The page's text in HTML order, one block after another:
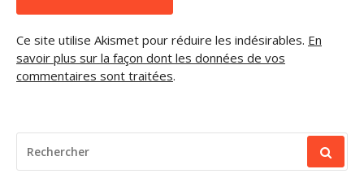
Ce site utilise Akismet pour réduire les indésirables. En
savoir plus sur la façon dont les données de vos
commentaires sont traitées.
POUR
: